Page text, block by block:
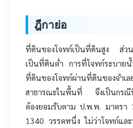
ฎีกาย่อ
ที่ดินของโจทก์เป็นที่ดินสูง ส่วน
เป็นที่ดินต่ำ การที่โจทก์ระบายน้
ที่ดินของโจทก์ผ่านที่ดินของจำเล
สาธารณะในพื้นที่ จึงเป็นกรณี
ต้องยอมรับตาม ป.พ.พ. มาตรา
1340 วรรคหนึ่ง ไม่ว่าโจทก์แล